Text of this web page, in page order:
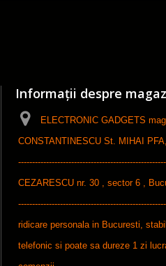
Informații despre
ELECTRONIC GADGETS
CONSTANTINESCU St. MIHAI
CEZARESCU nr. 30 , sector 6 ,
ridicare personala in Bucuresti,
telefonic si poate sa dureze 1 zi